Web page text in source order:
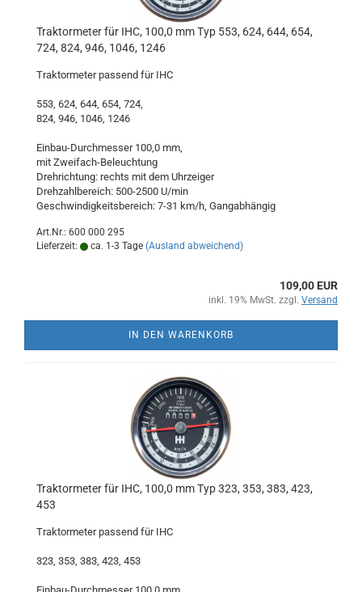
Traktormeter für IHC, 100,0 mm Typ 553, 624, 644, 654,
724, 824, 946, 1046, 1246
Traktormeter passend für IHC
553, 624, 644, 654, 724,
824, 946, 1046, 1246
Einbau-Durchmesser 100,0 mm,
mit Zweifach-Beleuchtung
Drehrichtung: rechts mit dem Uhrzeiger
Drehzahlbereich: 500-2500 U/min
Geschwindigkeitsbereich: 7-31 km/h, Gangabhängig
Art.Nr.: 600 000 295
Lieferzeit:
ca. 1-3 Tage (Ausland abweichend)
109,00 EUR
inkl. 19% MwSt. zzgl. Versand
IN DEN WARENKORB
Traktormeter für IHC, 100,0 mm Typ 323, 353, 383, 423,
453
Traktormeter passend für IHC
323, 353, 383, 423, 453